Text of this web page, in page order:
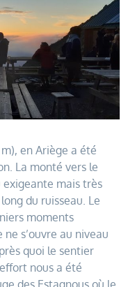
en Ariège a été
La monté vers le
exigeante mais très
du ruisseau. Le
moments
s’ouvre au niveau
quoi le sentier
nous a été
des Estagnous où le